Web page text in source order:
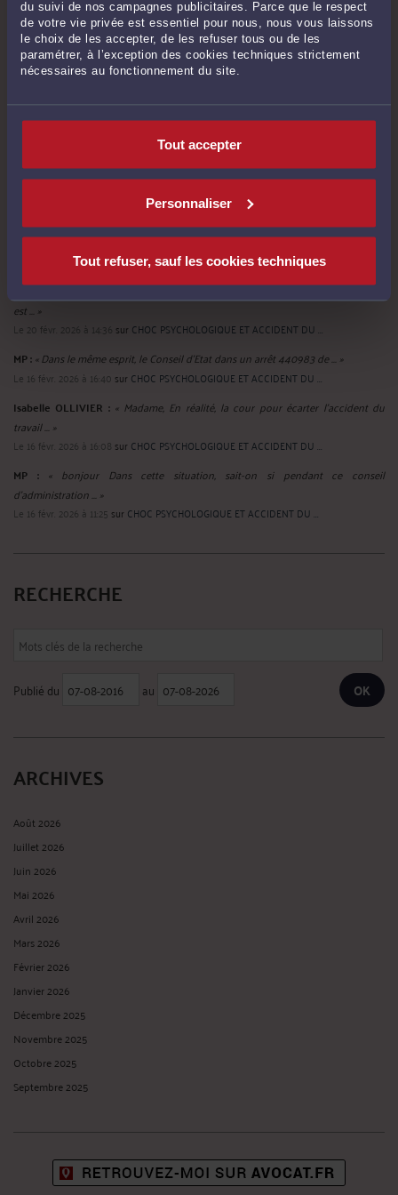
du suivi de nos campagnes publicitaires. Parce que le respect
de votre vie privée est essentiel pour nous, nous vous laissons
le choix de les accepter, de les refuser tous ou de les
paramétrer, à l’exception des cookies techniques strictement
nécessaires au fonctionnement du site.
Tout accepter
Personnaliser
Tout refuser, sauf les cookies techniques
juin 2026 à 14:45
“Aller voir un avocat, c’est forcément aller au conflit”-Le 23 juin 2026 à 14:56
Arrêt maladie & prescription disciplinaire : quelques exemples pratiques
12 juin 2026 à 16:58
Derniers commentaires
M. Herry BROOF : « Tellement vrai, et pourtant si peu de gens osent le faire !
C’est ... »
Le 19 mars 2026 à 06:44surSaviez-vous que tout salarié ...
Isabelle OLLIVIER :« C’est justement le propre de la jurisprudence d’évoluer. Il
est ... »
Le 20 févr. 2026 à 14:36 sur CHOC PSYCHOLOGIQUE ET ACCIDENT DU ...
MP :« Dans le même esprit, le Conseil d'Etat dans un arrêt 440983 de ... »
Le 16 févr. 2026 à 16:40 sur CHOC PSYCHOLOGIQUE ET ACCIDENT DU ...
Isabelle OLLIVIER : « Madame, En réalité, la cour pour écarter l’accident du
travail ... »
Le 16 févr. 2026 à 16:08 sur CHOC PSYCHOLOGIQUE ET ACCIDENT DU ...
MP : « bonjour Dans cette situation, sait-on si pendant ce conseil
d'administration ... »
Le 16 févr. 2026 à 11:25 sur CHOC PSYCHOLOGIQUE ET ACCIDENT DU ...
RECHERCHE
Publié du au
ARCHIVES
Août 2026
Juillet 2026
Juin 2026
Mai 2026
Avril 2026
Mars 2026
Février 2026
Janvier 2026
Décembre 2025
Novembre 2025
Octobre 2025
Septembre 2025